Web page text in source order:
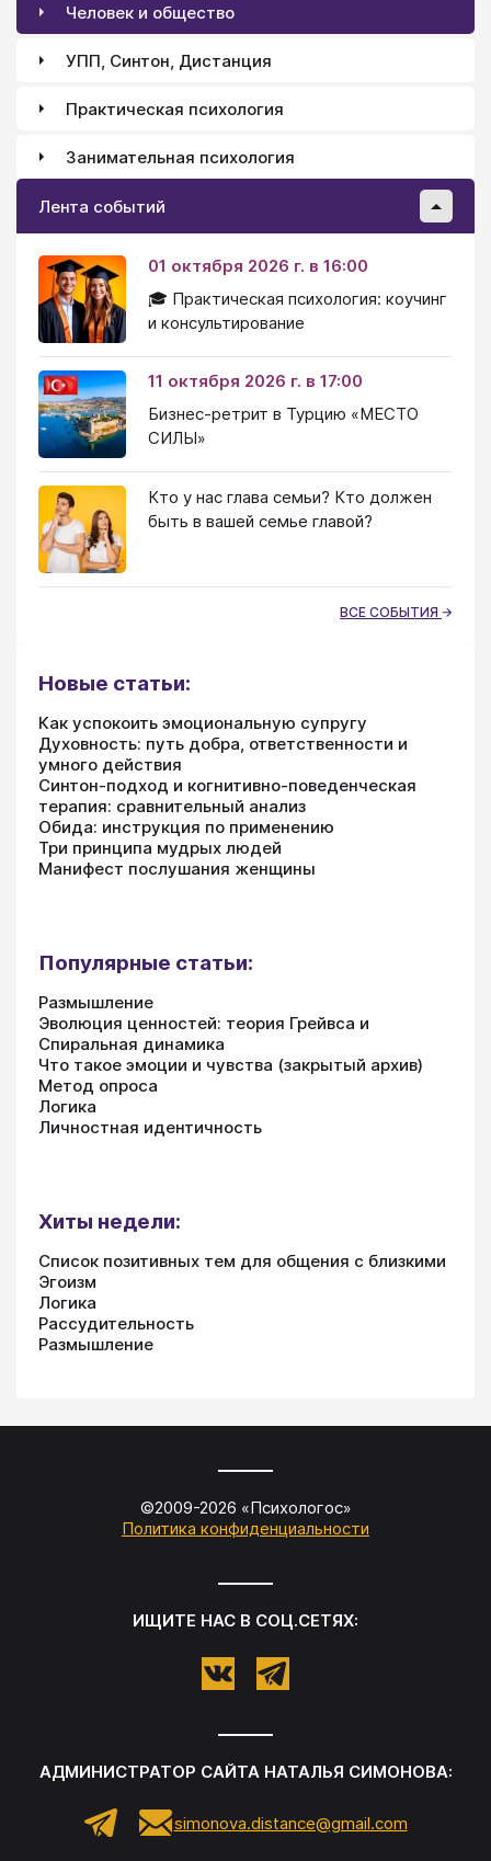
Человек и общество
УПП, Синтон, Дистанция
Практическая психология
Занимательная психология
Лента событий
01 октября 2026 г. в 16:00
🎓 Практическая психология: коучинг
и консультирование
11 октября 2026 г. в 17:00
Бизнес-ретрит в Турцию «МЕСТО
СИЛЫ»
Кто у нас глава семьи? Кто должен
быть в вашей семье главой?
ВСЕ СОБЫТИЯ
Новые статьи:
Как успокоить эмоциональную супругу
Духовность: путь добра, ответственности и
умного действия
Синтон-подход и когнитивно-поведенческая
терапия: сравнительный анализ
Обида: инструкция по применению
Три принципа мудрых людей
Манифест послушания женщины
Популярные статьи:
Размышление
Эволюция ценностей: теория Грейвса и
Спиральная динамика
Что такое эмоции и чувства (закрытый архив)
Метод опроса
Логика
Личностная идентичность
Хиты недели:
Список позитивных тем для общения с близкими
Эгоизм
Логика
Рассудительность
Размышление
©2009-2026 «Психологос»
Политика конфиденциальности
ИЩИТЕ НАС В СОЦ.СЕТЯХ:
АДМИНИСТРАТОР САЙТА НАТАЛЬЯ СИМОНОВА:
simonova.distance@gmail.com